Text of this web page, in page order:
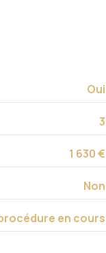
Oui
3
1 630 €
Non
en cours